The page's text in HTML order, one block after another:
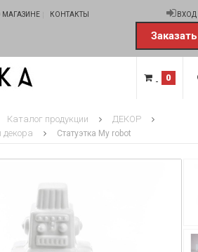
МАГАЗИНЕ КОНТАКТЫ ВХОД
0
Каталог продукции
ДЕКОР
декора
Статуэтка My robot